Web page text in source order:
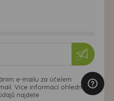
e-mailu za účelem
Více informací ohledně
najdete